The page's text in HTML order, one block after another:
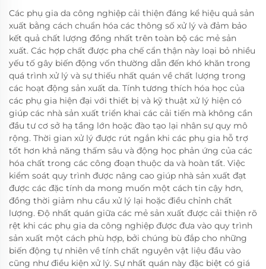
Các phụ gia da công nghiệp cải thiện đáng kể hiệu quả sản
xuất bằng cách chuẩn hóa các thông số xử lý và đảm bảo
kết quả chất lượng đồng nhất trên toàn bộ các mẻ sản
xuất. Các hợp chất được pha chế cẩn thận này loại bỏ nhiều
yếu tố gây biến động vốn thường dẫn đến khó khăn trong
quá trình xử lý và sự thiếu nhất quán về chất lượng trong
các hoạt động sản xuất da. Tính tương thích hóa học của
các phụ gia hiện đại với thiết bị và kỹ thuật xử lý hiện có
giúp các nhà sản xuất triển khai các cải tiến mà không cần
đầu tư cơ sở hạ tầng lớn hoặc đào tạo lại nhân sự quy mô
rộng. Thời gian xử lý được rút ngắn khi các phụ gia hỗ trợ
tốt hơn khả năng thấm sâu và động học phản ứng của các
hóa chất trong các công đoạn thuộc da và hoàn tất. Việc
kiểm soát quy trình được nâng cao giúp nhà sản xuất đạt
được các đặc tính da mong muốn một cách tin cậy hơn,
đồng thời giảm nhu cầu xử lý lại hoặc điều chỉnh chất
lượng. Độ nhất quán giữa các mẻ sản xuất được cải thiện rõ
rệt khi các phụ gia da công nghiệp được đưa vào quy trình
sản xuất một cách phù hợp, bởi chúng bù đắp cho những
biến động tự nhiên về tính chất nguyên vật liệu đầu vào
cũng như điều kiện xử lý. Sự nhất quán này đặc biệt có giá